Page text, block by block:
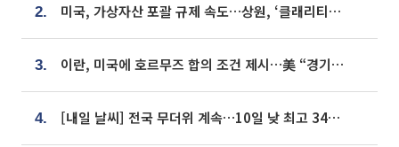
2. 미국, 가상자산 포괄 규제 속도…상원, ‘클래리티법’ 9월 절차투표 추진
3. 이란, 미국에 호르무즈 합의 조건 제시…美 “경기 아직 안 끝나” [종합]
4. [내일 날씨] 전국 무더위 계속…10일 낮 최고 34도 육박